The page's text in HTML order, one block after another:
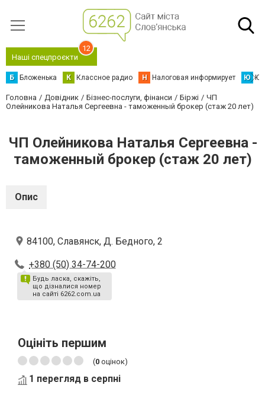
Наші спецпроєкти
12
Б Бложенька К Классное радио Н Налоговая информирует Ю
Головна Довідник Бізнес-послуги, фінанси Біржі
ЧП
Олейникова Наталья Сергеевна - таможенный брокер (стаж 20 лет)
ЧП Олейникова Наталья Сергеевна -
таможенный брокер (стаж 20 лет)
Опис
84100, Славянск, Д. Бедного, 2
+380 (50) 34-74-200
Будь ласка, скажіть,
що дізналися номер
на сайті 6262.com.ua
Оцініть першим
(0 оцінок)
1 перегляд в серпні